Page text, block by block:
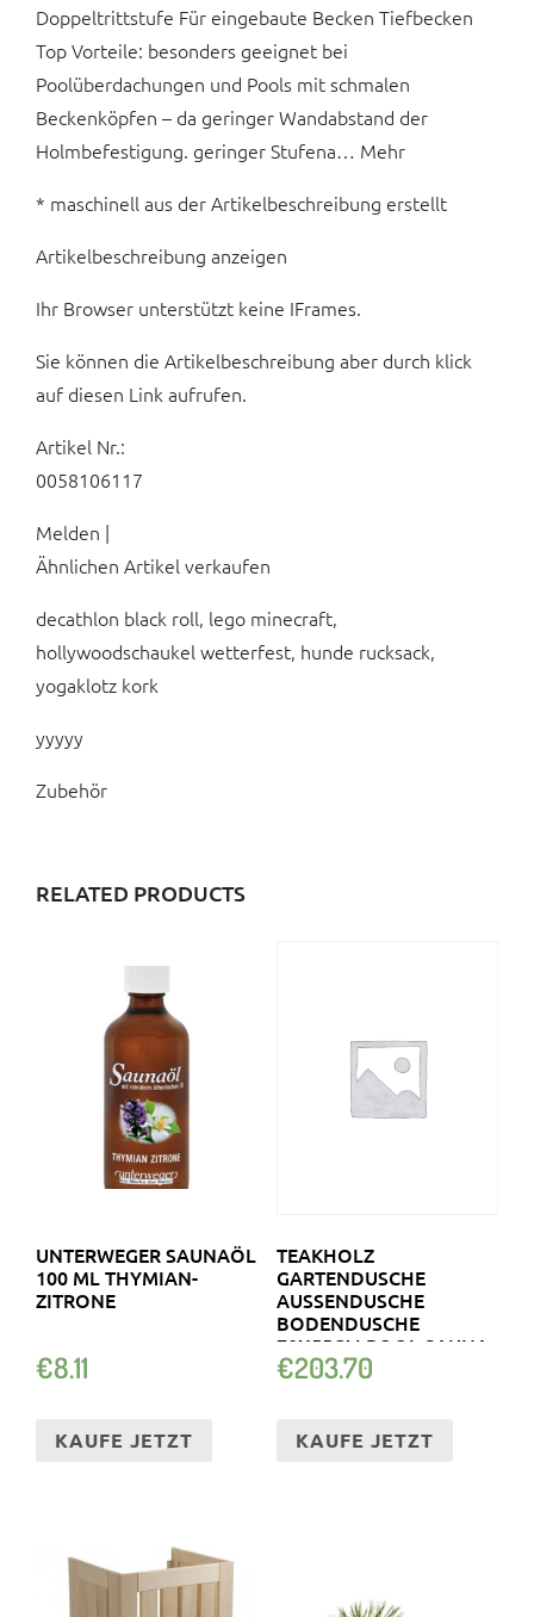
Doppeltrittstufe Für eingebaute Becken Tiefbecken
Top Vorteile: besonders geeignet bei
Poolüberdachungen und Pools mit schmalen
Beckenköpfen – da geringer Wandabstand der
Holmbefestigung. geringer Stufena… Mehr
* maschinell aus der Artikelbeschreibung erstellt
Artikelbeschreibung anzeigen
Ihr Browser unterstützt keine IFrames.
Sie können die Artikelbeschreibung aber durch klick
auf diesen Link aufrufen.
Artikel Nr.:
0058106117
Melden |
Ähnlichen Artikel verkaufen
decathlon black roll, lego minecraft,
hollywoodschaukel wetterfest, hunde rucksack,
yogaklotz kork
yyyyy
Zubehör
RELATED PRODUCTS
UNTERWEGER SAUNAÖL
100 ML THYMIAN-
ZITRONE
€8.11
KAUFE JETZT
TEAKHOLZ
GARTENDUSCHE
AUSSENDUSCHE B
ODENDUSCHE 7
0X55CM POOL SAUNA G
ARTEN DUSCHE
€203.70
KAUFE JETZT